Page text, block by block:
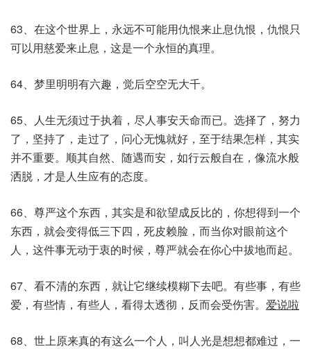
63、在这个世界上，永远不可能用仇恨来止息仇恨，仇恨只
可以用慈爱来止息，这是一个永恒的真理。
64、梦里明明有六趣，觉后空空无大千。
65、人生无须过于执着，尽人事安天命而已。选择了，努力
了，坚持了，走过了，问心无愧就好，至于结果怎样，其实
并不重要。顺其自然、随遇而安，如行云般自在，像流水般
洒脱，才是人生应有的态度。
66、尊严这个东西，其实是和欲望成反比的，你想得到一个
东西，就会变得低三下四，死皮赖脸，而当你对眼前这个
人，这件事无动于衷的时候，尊严就会在你心中拔地而起。
67、看不清的东西，就让它继续模糊下去吧。有些事，有些
爱，有些情，有些人，看得太透彻，反而会受伤害。 爱说啦
68、世上原来真的有这么一个人，叫人光是想想都难过，一